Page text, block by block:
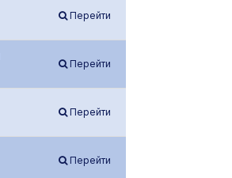
Перейти
Перейти
Перейти
Перейти